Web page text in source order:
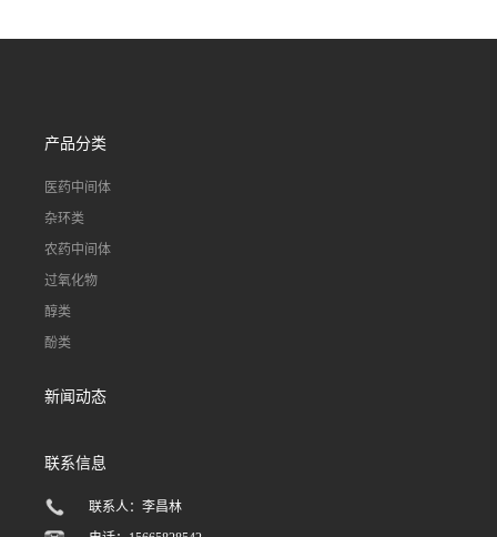
产品分类
医药中间体
杂环类
农药中间体
过氧化物
醇类
酚类
新闻动态
联系信息
联系人：李昌林